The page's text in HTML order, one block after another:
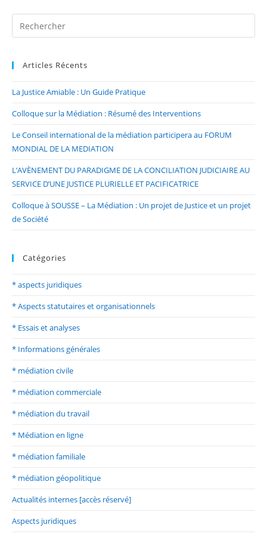
Articles Récents
La Justice Amiable : Un Guide Pratique
Colloque sur la Médiation : Résumé des Interventions
Le Conseil international de la médiation participera au FORUM
MONDIAL DE LA MEDIATION
L’AVÈNEMENT DU PARADIGME DE LA CONCILIATION JUDICIAIRE AU
SERVICE D’UNE JUSTICE PLURIELLE ET PACIFICATRICE
Colloque à SOUSSE – La Médiation : Un projet de Justice et un projet
de Société
Catégories
* aspects juridiques
* Aspects statutaires et organisationnels
* Essais et analyses
* Informations générales
* médiation civile
* médiation commerciale
* médiation du travail
* Médiation en ligne
* médiation familiale
* médiation géopolitique
Actualités internes [accès réservé]
Aspects juridiques